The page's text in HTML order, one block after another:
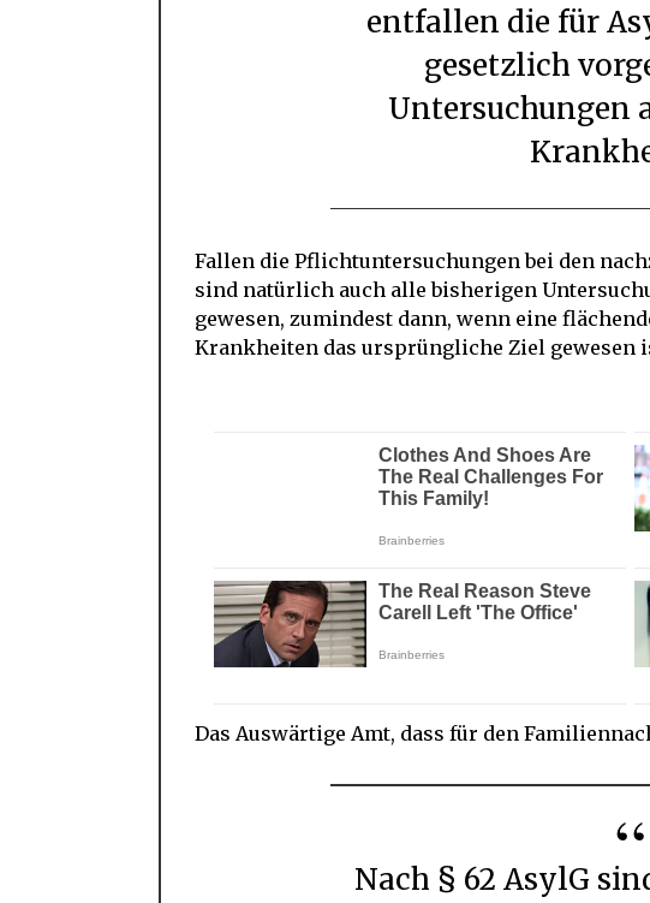
entfallen die für
gesetzlich
Untersuchungen
Fallen die Pflichtuntersuchungen bei den
sind natürlich auch alle bisherigen
gewesen, zumindest dann, wenn eine
Krankheiten das ursprüngliche Ziel gewesen
Das Auswärtige Amt, dass für den
Nach § 62 AsylG sind Ausländer, die in